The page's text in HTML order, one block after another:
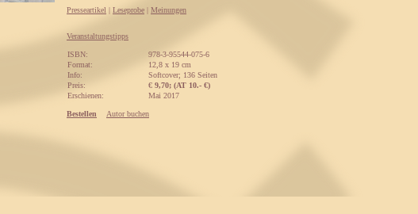
Presseartikel | Leseprobe | Meinungen
Veranstaltungstipps
ISBN:
978-3-95544-075-6
Format:
12,8 x 19 cm
Info:
Softcover; 136 Seiten
Preis:
€ 9,70; (AT 10.- €)
Erschienen:
Mai 2017
Bestellen Autor buchen